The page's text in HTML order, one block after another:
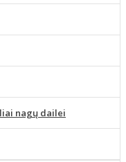
nagų dailei